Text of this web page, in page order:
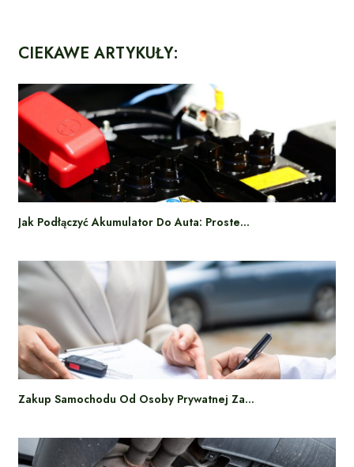
CIEKAWE ARTYKUŁY:
Jak Podłączyć Akumulator Do Auta: Proste…
Zakup Samochodu Od Osoby Prywatnej Za…